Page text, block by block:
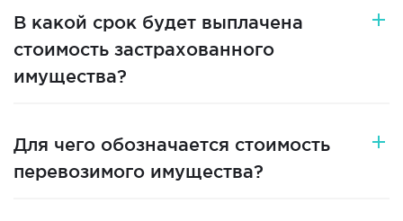
В какой срок будет выплачена
стоимость застрахованного
имущества?
Для чего обозначается стоимость
перевозимого имущества?